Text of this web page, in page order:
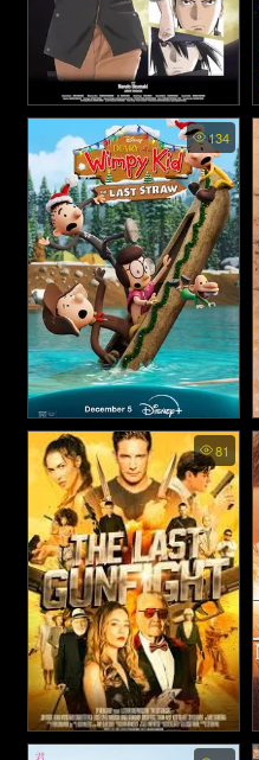
The Last Naruto the Movie -
นารูโตะ เดอะ มูฟวี่ 10 ปิด
ตำนานวายุสลาตัน (2014)
134
Diary of a Wimpy Kid The
Last Straw (2025)
81
The Last GunFight - ดวล